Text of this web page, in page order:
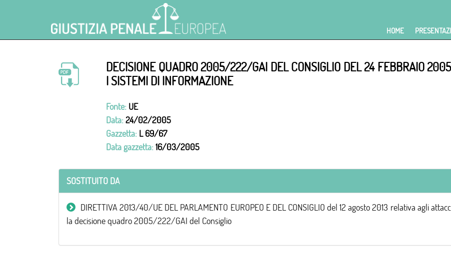
HOME
DECISIONE QUADRO 2005/222/GAI DEL CONSIGLIO DEL 24 FEBBRAIO
I SISTEMI DI INFORMAZIONE
Fonte: UE
Data:24/02/2005
Gazzetta: L 69/67
Data gazzetta:16/03/2005
SOSTITUITO DA
DIRETTIVA 2013/40/UE DEL PARLAMENTO EUROPEO E DEL CONSIGLIO del 12 agosto 2013 relativa agli
la decisione quadro 2005/222/GAI del Consiglio